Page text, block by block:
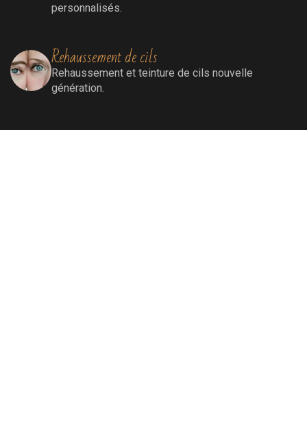
personnalisés.
Rehaussement de cils
Rehaussement et teinture de cils nouvelle
génération.